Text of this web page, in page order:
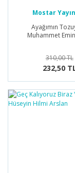
Mostar
Ayağımın
Muhammet
310,00 TL
232,50